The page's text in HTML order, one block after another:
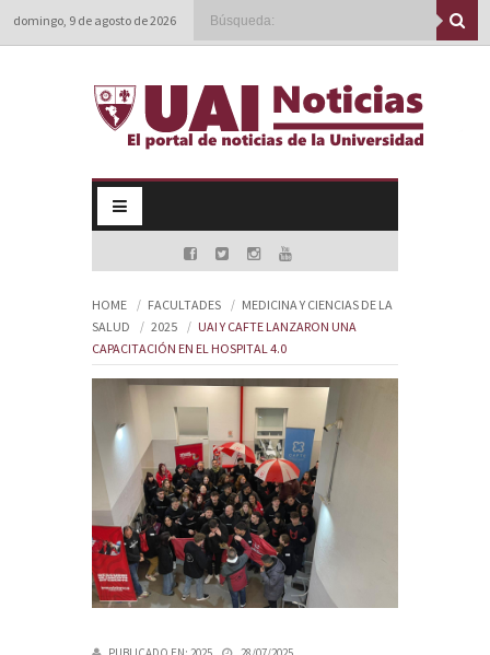
domingo, 9 de agosto de 2026
HOME FACULTADES
MEDICINA Y CIENCIAS DE LA
SALUD
2025
UAI Y CAFTE LANZARON UNA
CAPACITACIÓN EN EL HOSPITAL 4.0